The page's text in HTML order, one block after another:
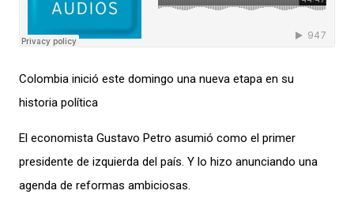
Colombia inició este domingo una nueva etapa en su
historia política
El economista Gustavo Petro asumió como el primer
presidente de izquierda del país. Y lo hizo anunciando una
agenda de reformas ambiciosas.